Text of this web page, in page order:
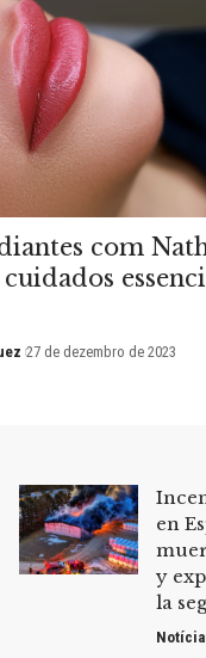
com
27 de dezembro de 2023
en
y
la